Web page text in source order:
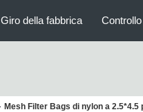
Giro della fabbrica
Mesh Filter Bags di nylon a